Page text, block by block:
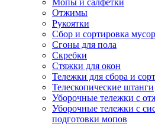
Отжимы
Рукоятки
Сбор и сортировка
Сгоны для пола
Скребки
Стяжки для окон
Тележки для сбора и
Телескопические штанги
Уборочные тележки с
Уборочные тележки с
подготовки мопов